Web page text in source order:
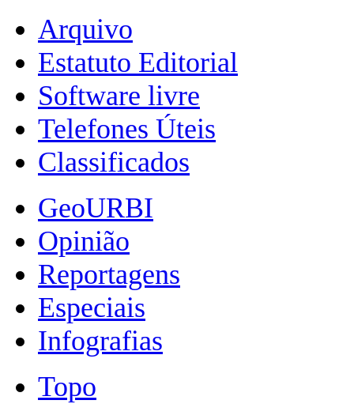
Arquivo
Estatuto Editorial
Software livre
Telefones Úteis
Classificados
GeoURBI
Opinião
Reportagens
Especiais
Infografias
Topo